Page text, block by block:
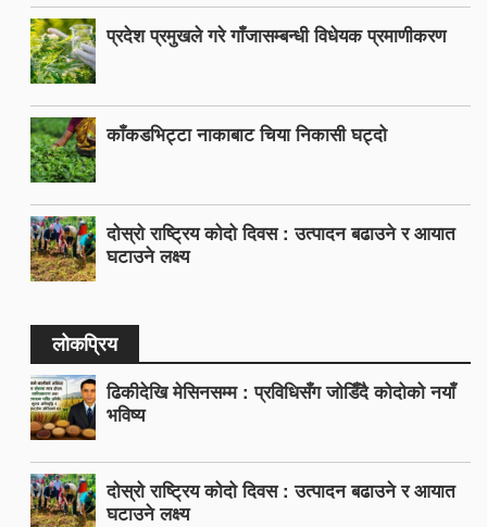
प्रदेश प्रमुखले गरे गाँजासम्बन्धी विधेयक प्रमाणीकरण
काँकडभिट्टा नाकाबाट चिया निकासी घट्दो
दोस्रो राष्ट्रिय कोदो दिवस : उत्पादन बढाउने र आयात
घटाउने लक्ष्य
लोकप्रिय
ढिकीदेखि मेसिनसम्म : प्रविधिसँग जोडिँदै कोदोको नयाँ
भविष्य
दोस्रो राष्ट्रिय कोदो दिवस : उत्पादन बढाउने र आयात
घटाउने लक्ष्य